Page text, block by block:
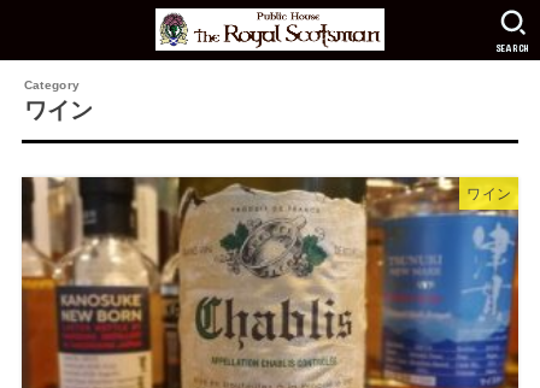
SEARCH
ワイン
ワイン